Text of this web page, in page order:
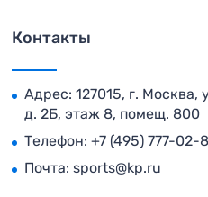
Контакты
Адрес: 127015, г. Москва,
д. 2Б, этаж 8, помещ. 800
Телефон: +7 (495) 777-02-
Почта: sports@kp.ru